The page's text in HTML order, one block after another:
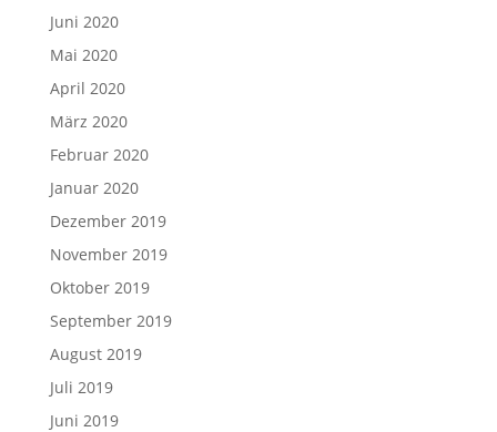
Juni 2020
Mai 2020
April 2020
März 2020
Februar 2020
Januar 2020
Dezember 2019
November 2019
Oktober 2019
September 2019
August 2019
Juli 2019
Juni 2019